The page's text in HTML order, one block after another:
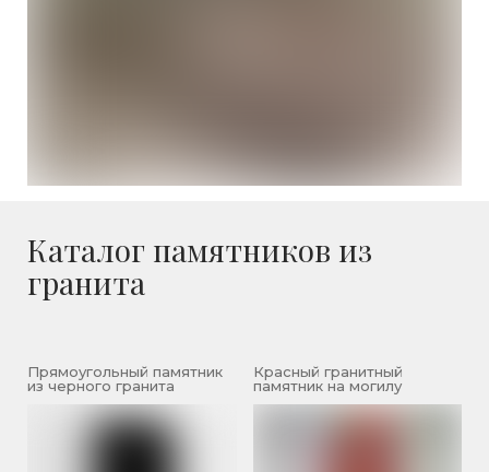
Каталог памятников из
гранита
Прямоугольный памятник
из черного гранита
Красный гранитный
памятник на могилу